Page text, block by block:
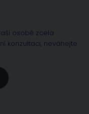
osobě zcela
konzultaci, neváhejte